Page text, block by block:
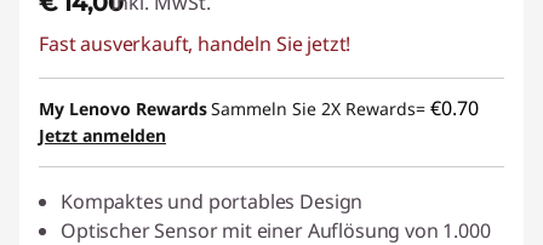
Fast ausverkauft, handeln Sie jetzt!
My Lenovo RewardsSammeln Sie 2X Rewards= €0.70
Jetzt anmelden
Kompaktes und portables Design
Optischer Sensor mit einer Auflösung von 1.000